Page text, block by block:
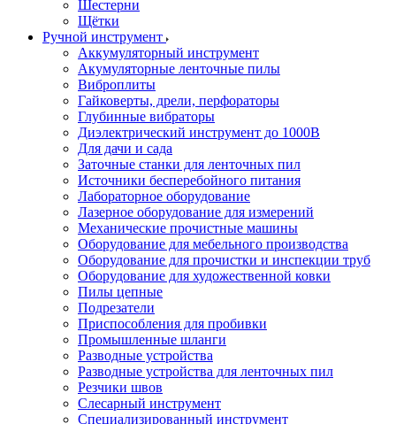
Шестерни
Щётки
Ручной инструмент
Аккумуляторный инструмент
Акумуляторные ленточные пилы
Виброплиты
Гайковерты, дрели, перфораторы
Глубинные вибраторы
Диэлектрический инструмент до 1000В
Для дачи и сада
Заточные станки для ленточных пил
Источники бесперебойного питания
Лабораторное оборудование
Лазерное оборудование для измерений
Механические прочистные машины
Оборудование для мебельного производства
Оборудование для прочистки и инспекции труб
Оборудование для художественной ковки
Пилы цепные
Подрезатели
Приспособления для пробивки
Промышленные шланги
Разводные устройства
Разводные устройства для ленточных пил
Резчики швов
Слесарный инструмент
Специализированный инструмент